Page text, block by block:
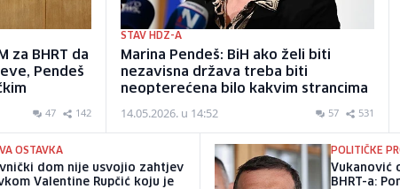
za BHRT da
Pendeš
47 142
STAV HDZ-A
Marina Pendeš: BiH ako želi biti
nezavisna država treba biti
neopterećena bilo kakvim strancima
14.05.2026. u 14:52 57 531
OSTAVKA
dom nije usvojio zahtjev
Valentine Rupčić koju je
POLITIČKE
Vukanović
BHRT-a: